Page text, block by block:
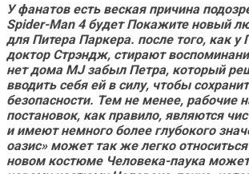
У фанатов есть веская причина
Spider-Man 4 будет Покажите новый
для Питера Паркера. после того, как у
доктор Стрэндж, стирают
нет дома MJ забыл Петра, который
вводить себя ей в силу, чтобы
безопасности. Тем не менее, рабочие
постановок, как правило, являются
и имеют немного более глубокого
оазис» может так же легко
новом костюме Человека-паука может